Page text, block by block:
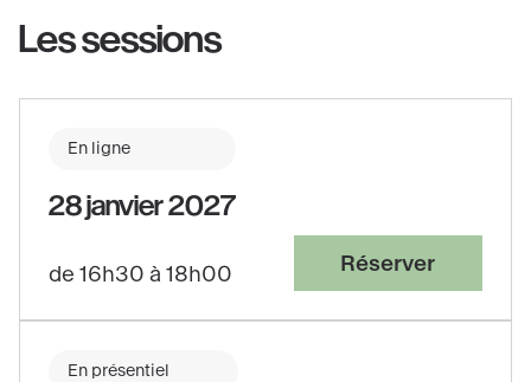
Les sessions
En ligne
28 janvier 2027
de 16h30 à 18h00
Réserver
En présentiel